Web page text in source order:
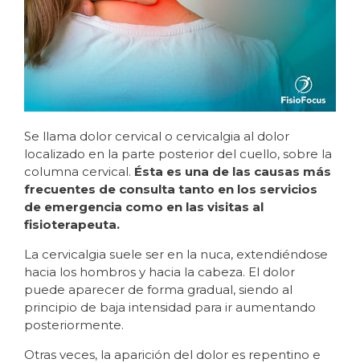
Se llama dolor cervical o cervicalgia al dolor
localizado en la parte posterior del cuello, sobre la
columna cervical. Ésta es una de las causas más
frecuentes de consulta tanto en los servicios
de emergencia como en las visitas al
fisioterapeuta.
La cervicalgia suele ser en la nuca, extendiéndose
hacia los hombros y hacia la cabeza. El dolor
puede aparecer de forma gradual, siendo al
principio de baja intensidad para ir aumentando
posteriormente.
Otras veces, la aparición del dolor es repentino e